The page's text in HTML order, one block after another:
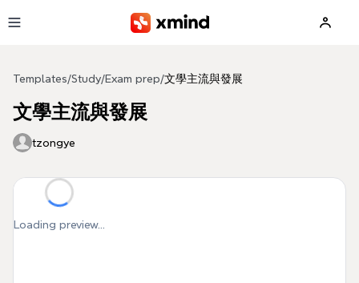
Templates/Study/Exam prep/文學主流與發展
文學主流與發展
tzongye
Loading preview...